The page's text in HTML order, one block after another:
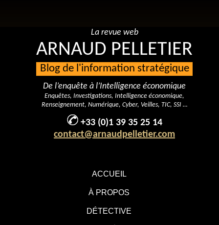
ACCUEIL
À PROPOS
DÉTECTIVE
La revue web
ARNAUD PELLETIER
Blog de l'information stratégique
De l’enquête à l’Intelligence économique
Enquêtes, Investigations, Intelligence économique,
Renseignement, Numérique, Cyber, Veilles, TIC, SSI …
+33 (0)1 39 35 25 14
contact@arnaudpelletier.com